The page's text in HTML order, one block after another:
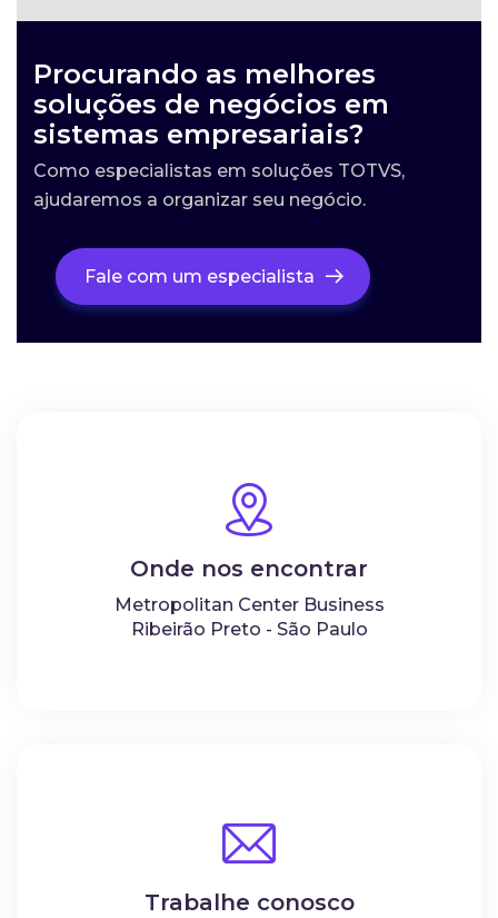
Procurando as melhores
soluções de negócios em
sistemas empresariais?
Como especialistas em soluções TOTVS,
ajudaremos a organizar seu negócio.
Fale com um especialista
Onde nos encontrar
Metropolitan Center Business
Ribeirão Preto - São Paulo
Trabalhe conosco